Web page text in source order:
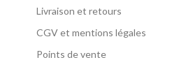
Livraison et retours
CGV et mentions légales
Points de vente